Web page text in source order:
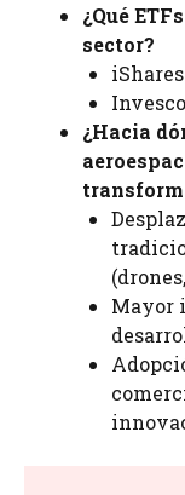
¿Qué
sector?
¿Hacia
Mayor